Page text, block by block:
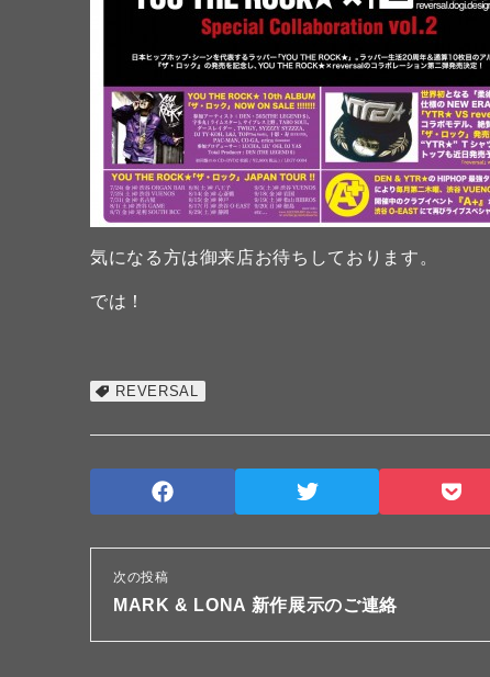
気になる方は御来店お待ちしております。
では！
REVERSAL
次の投稿
MARK & LONA 新作展示のご連絡